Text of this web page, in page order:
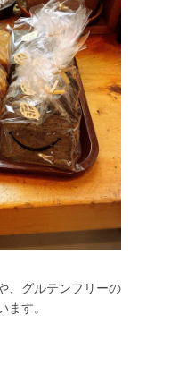
、グルテンフリーの
ます。